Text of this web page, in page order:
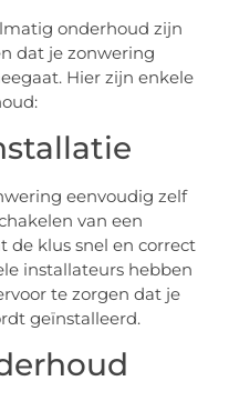
onderhoud zijn
dat je zonwering
Hier zijn enkele
eenvoudig zelf
van een
de klus snel en correct
installateurs hebben
te zorgen dat je
geïnstalleerd.